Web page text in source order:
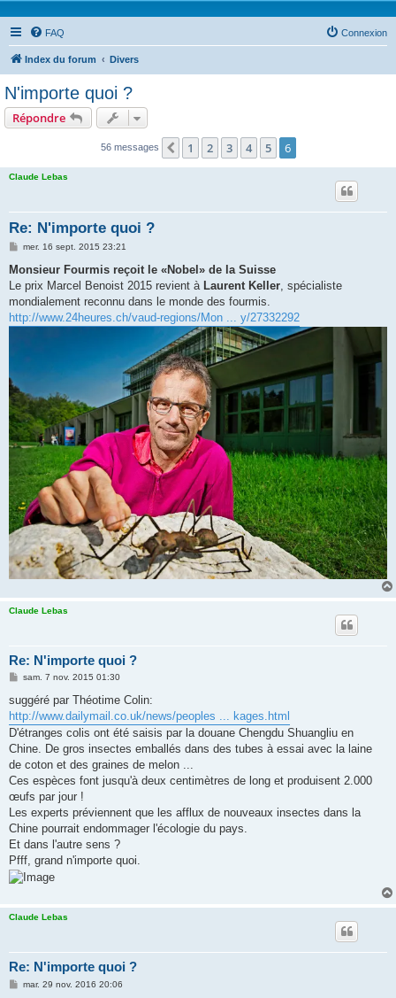
FAQ Connexion
Index du forum Divers
N'importe quoi ?
Répondre
56 messages Précédente
1 2 3 4 5 6
Claude Lebas
Re: N'importe quoi ?
M
s
a
g
mer. 16 sept. 2015 23:21
Monsieur Fourmis reçoit le «Nobel» de la Suisse
Le prix Marcel Benoist 2015 revient àLaurent Keller, spécialiste
mondialement reconnu dans le monde des fourmis.
http://www.24heures.ch/vaud-regions/Mon ... y/27332292
Claude Lebas
Re: N'importe quoi ?
M
s
s
a
g
sam. 7 nov. 2015 01:30
suggéré par Théotime Colin:
http://www.dailymail.co.uk/news/peoples ... kages.html
D'étranges colis ont été saisis par la douane Chengdu Shuangliu en
Chine. De gros insectes emballés dans des tubes à essai avec la laine
de coton et des graines de melon ...
Ces espèces font jusqu'à deux centimètres de long et produisent 2.000
œufs par jour !
Les experts préviennent que les afflux de nouveaux insectes dans la
Chine pourrait endommager l'écologie du pays.
Et dans l'autre sens ?
Pfff, grand n'importe quoi.
Claude Lebas
Re: N'importe quoi ?
Mmar. 29 nov. 2016 20:06